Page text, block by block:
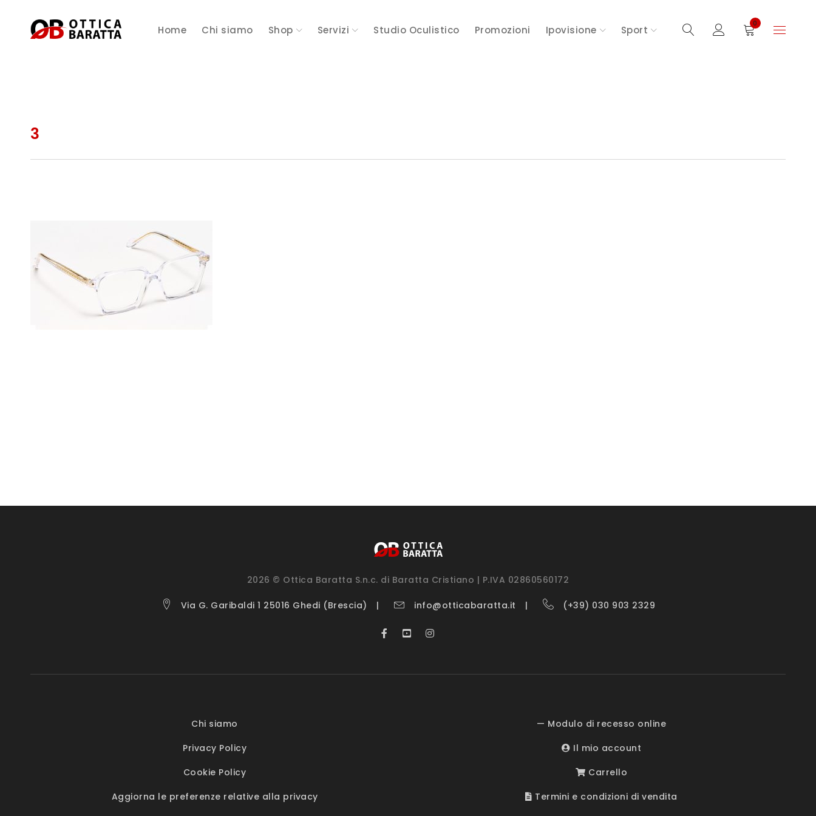
Home Chi siamo Shop Servizi Studio Oculistico Promozioni Ipovisione Sport
0
3
2026 © Ottica Baratta S.n.c. di Baratta Cristiano | P.IVA 02860560172
Via G. Garibaldi 1 25016 Ghedi (Brescia) info@otticabaratta.it (+39) 030 903 2329
Chi siamo
Privacy Policy
Cookie Policy
Aggiorna le preferenze relative alla privacy
— Modulo di recesso online
Il mio account
Carrello
Termini e condizioni di vendita